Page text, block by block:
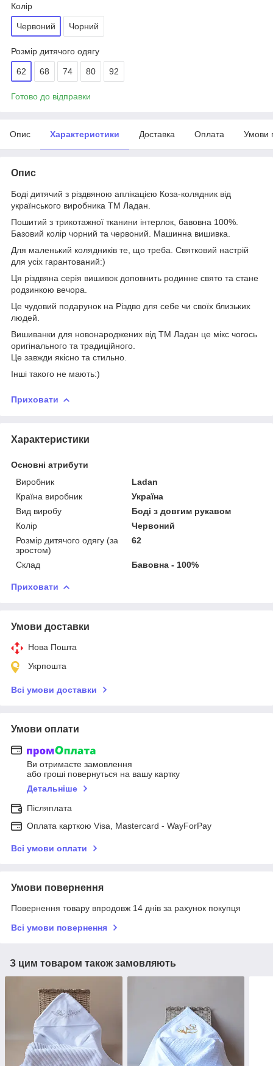
Колір
Червоний Чорний
Розмір дитячого одягу
62 68 74 80 92
Готово до відправки
Опис Характеристики Доставка Оплата Умови
Опис
Боді дитячий з різдвяною аплікацією Коза-колядник від
українського виробника ТМ Ладан.
Пошитий з трикотажної тканини інтерлок, бавовна 100%.
Базовий колір чорний та червоний. Машинна вишивка.
Для маленький колядників те, що треба. Святковий настрій
для усіх гарантований:)
Ця різдвяна серія вишивок доповнить родинне свято та стане
родзинкою вечора.
Це чудовий подарунок на Різдво для себе чи своїх близьких
людей.
Вишиванки для новонароджених від ТМ Ладан це мікс чогось
оригінального та традиційного.
Це завжди якісно та стильно.
Інші такого не мають:)
Приховати
Характеристики
Основні атрибути
Виробник
Ladan
Країна виробник
Україна
Вид виробу
Боді з довгим рукавом
Колір
Червоний
Розмір дитячого одягу (за
зростом)
62
Склад Бавовна - 100%
Приховати
Умови доставки
Нова Пошта
Укрпошта
Всі умови доставки
Умови оплати
Ви отримаєте замовлення
або гроші повернуться на вашу картку
Детальніше
Післяплата
Оплата карткою Visa, Mastercard - WayForPay
Всі умови оплати
Умови повернення
Повернення товару впродовж 14 днів за рахунок покупця
Всі умови повернення
З цим товаром також замовляють